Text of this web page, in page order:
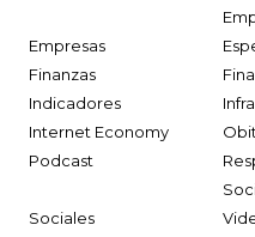
Empresas
Finanzas
Indicadores
Internet Economy
Podcast
Sociales